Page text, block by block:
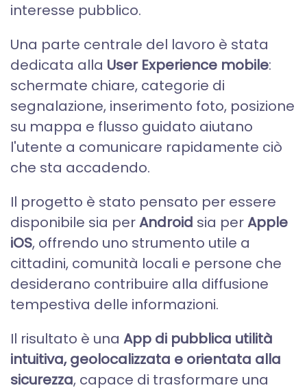
interesse pubblico.
Una parte centrale del lavoro è stata
dedicata alla User Experience mobile:
schermate chiare, categorie di
segnalazione, inserimento foto, posizione
su mappa e flusso guidato aiutano
l'utente a comunicare rapidamente ciò
che sta accadendo.
Il progetto è stato pensato per essere
disponibile sia perAndroid sia perApple
iOS, offrendo uno strumento utile a
cittadini, comunità locali e persone che
desiderano contribuire alla diffusione
tempestiva delle informazioni.
Il risultato è una App di pubblica utilità
intuitiva, geolocalizzata e orientata alla
sicurezza, capace di trasformare una